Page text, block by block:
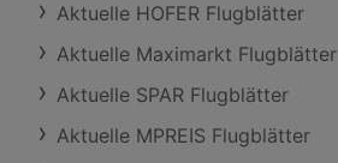
Aktuelle HOFER Flugblätter
Aktuelle Maximarkt Flugblätter
Aktuelle SPAR Flugblätter
Aktuelle MPREIS Flugblätter